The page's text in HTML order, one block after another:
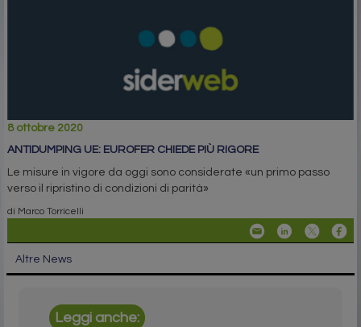
8 ottobre 2020
ANTIDUMPING UE: EUROFER CHIEDE PIÙ RIGORE
Le misure in vigore da oggi sono considerate «un primo passo
verso il ripristino di condizioni di parità»
di Marco Torricelli
Altre News
Leggi anche: